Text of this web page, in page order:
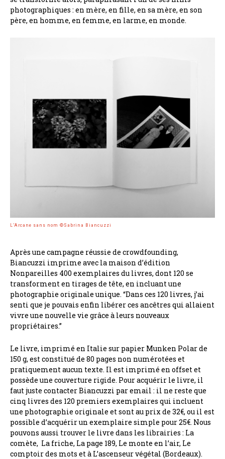
photographiques : en mère, en fille, en sa mère, en son
père, en homme, en femme, en larme, en monde.
L’Arcane sans nom ©Sabrina Biancuzzi
Après une campagne réussie de crowdfounding,
Biancuzzi imprime avec la maison d’édition
Nonpareilles 400 exemplaires du livres, dont 120 se
transforment en tirages de tête, en incluant une
photographie originale unique. “Dans ces 120 livres, j’ai
senti que je pouvais enfin libérer ces ancêtres qui allaient
vivre une nouvelle vie grâce à leurs nouveaux
propriétaires.”
Le livre, imprimé en Italie sur papier Munken Polar de
150 g, est constitué de 80 pages non numérotées et
pratiquement aucun texte. Il est imprimé en offset et
possède une couverture rigide. Pour acquérir le livre, il
faut juste contacter Biancuzzi par email : il ne reste que
cinq livres des 120 premiers exemplaires qui incluent
une photographie originale et sont au prix de 32€, ou il est
possible d’acquérir un exemplaire simple pour 25€. Nous
pouvons aussi trouver le livre dans les librairies : La
comète, La friche, La page 189, Le monte en l’air, Le
comptoir des mots et à L’ascenseur végétal (Bordeaux).